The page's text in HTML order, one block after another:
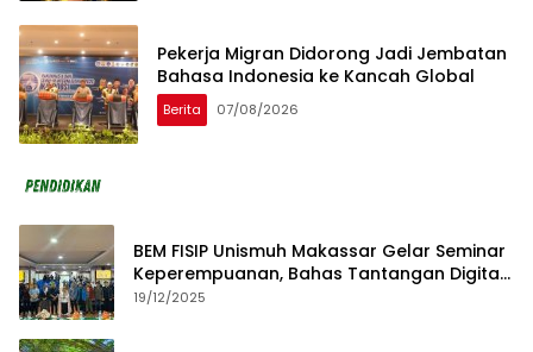
Pekerja Migran Didorong Jadi Jembatan
Bahasa Indonesia ke Kancah Global
Berita 07/08/2026
BEM FISIP Unismuh Makassar Gelar Seminar
Keperempuanan, Bahas Tantangan Digital
dan Budaya Lokal
19/12/2025